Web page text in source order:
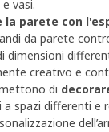
vasi.
la parete con
da parete
dimensioni
creativo e
di
spazi differenti e